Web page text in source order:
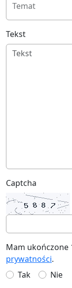
Temat
Tekst
Captcha
Mam ukończone
prywatności.
Tak
Nie